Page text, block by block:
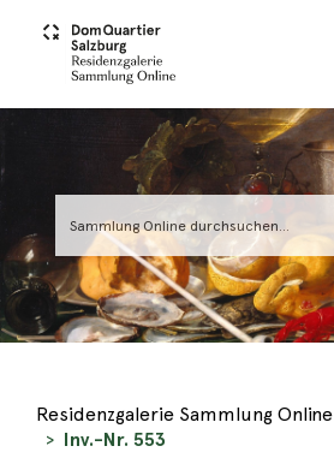
Residenzgalerie Sammlung Online
Inv.-Nr. 553